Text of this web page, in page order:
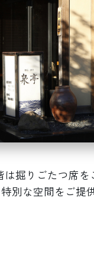
掘りごたつ席を
別な空間をご提